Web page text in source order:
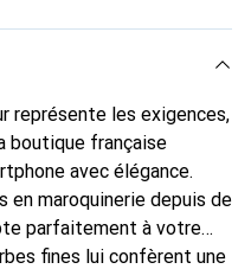
représente les exigences,
boutique française
avec élégance.
en maroquinerie depuis de
parfaitement à votre
fines lui confèrent une